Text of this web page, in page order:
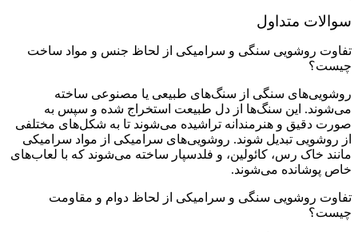
سوالات متداول
تفاوت روشویی سنگی و سرامیکی از لحاظ جنس و مواد ساخت
چیست؟
روشویی‌های سنگی از سنگ‌های طبیعی یا مصنوعی ساخته
می‌شوند. این سنگ‌ها از دل طبیعت استخراج شده و سپس به
صورت دقیق و هنرمندانه تراشیده می‌شوند تا به شکل‌های مختلفی
از روشویی تبدیل شوند. روشویی‌های سرامیکی از مواد سرامیکی
مانند خاک رس، کائولین، و فلدسپار ساخته می‌شوند که با لعاب‌های
خاص پوشانده می‌شوند.
تفاوت روشویی سنگی و سرامیکی از لحاظ دوام و مقاومت
چیست؟